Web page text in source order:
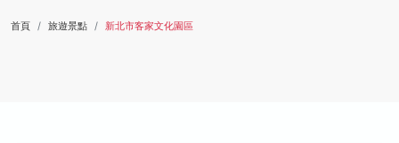
首頁 旅遊景點 新北市客家文化園區